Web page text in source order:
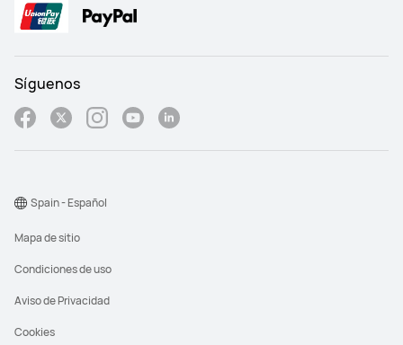
Síguenos
Mapa de sitio
Condiciones de uso
Aviso de Privacidad
Cookies
Spain - Español